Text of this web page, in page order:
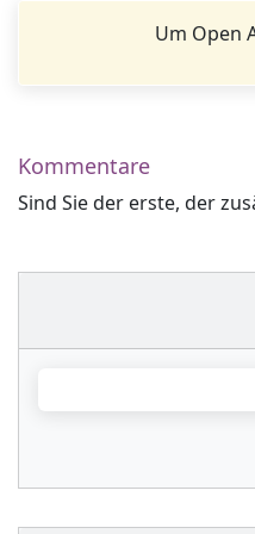
Um Open
Kommentare
Sind Sie der erste, der